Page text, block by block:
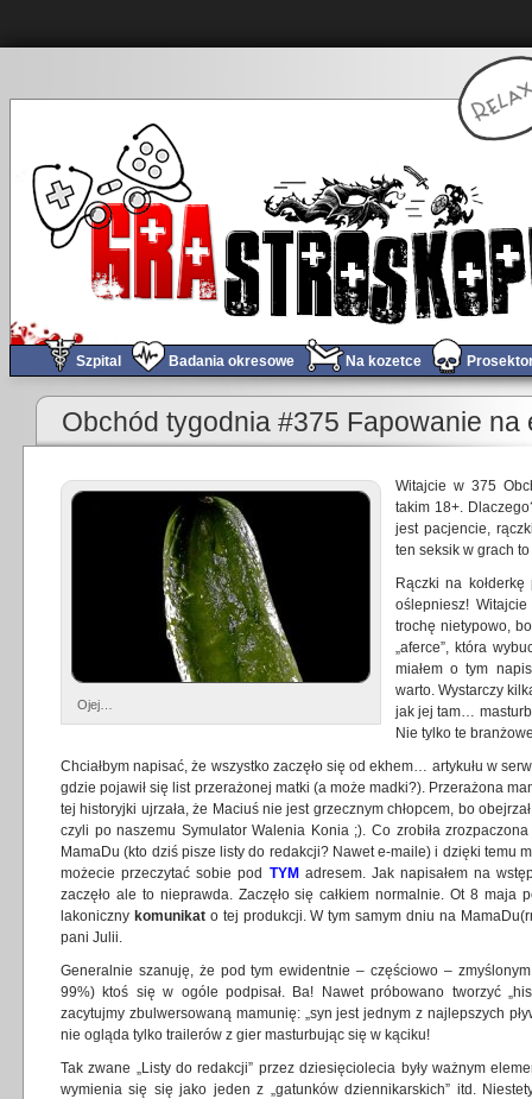
Szpital Badania okresowe Na kozetce
Filmograf Special – Shazam! – Prawdziwy Kapitan Marvel
Obchód tygodnia #375 Fapowanie na
Ojej…
Witajcie w 375
takim 18+.
jest pacjencie,
ten seksik w grach
Rączki na
oślepniesz!
trochę nietypowo,
„aferce”, która
miałem o tym
warto. Wystarczy
jak jej tam…
Nie tylko te
Chciałbym napisać, że wszystko zaczęło się od ekhem… artykułu w
gdzie pojawił się list przerażonej matki (a może madki?). Przerażona
tej historyjki ujrzała, że Maciuś nie jest grzecznym chłopcem, bo
czyli po naszemu Symulator Walenia Konia ;). Co zrobiła
MamaDu (kto dziś pisze listy do redakcji? Nawet e-maile) i dzięki temu
możecie przeczytać sobie pod TYM adresem. Jak napisałem na
zaczęło ale to nieprawda. Zaczęło się całkiem normalnie. Ot 8 maja
lakoniczny komunikato tej produkcji. W tym samym dniu na
pani Julii.
Generalnie szanuję, że pod tym ewidentnie – częściowo –
99%) ktoś się w ogóle podpisał. Ba! Nawet próbowano tworzyć
zacytujmy zbulwersowaną mamunię: „syn jest jednym z najlepszych
nie ogląda tylko trailerów z gier masturbując się w kąciku!
Tak zwane „Listy do redakcji” przez dziesięciolecia były ważnym
wymienia się się jako jeden z „gatunków dziennikarskich” itd.